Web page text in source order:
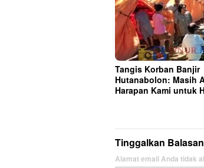
Tangis Korban Banjir
Hutanabolon: Masih
Harapan Kami untuk
Tinggalkan Balasan
Alamat email Anda tidak